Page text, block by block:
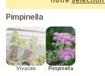
Pimpinella
Vivaces Pimpinella